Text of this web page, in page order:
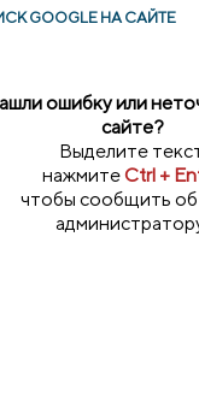
GOОGLE НА САЙТЕ
ошибку или
сайте?
Выделите
нажмитеCtrl +
чтобы сообщить